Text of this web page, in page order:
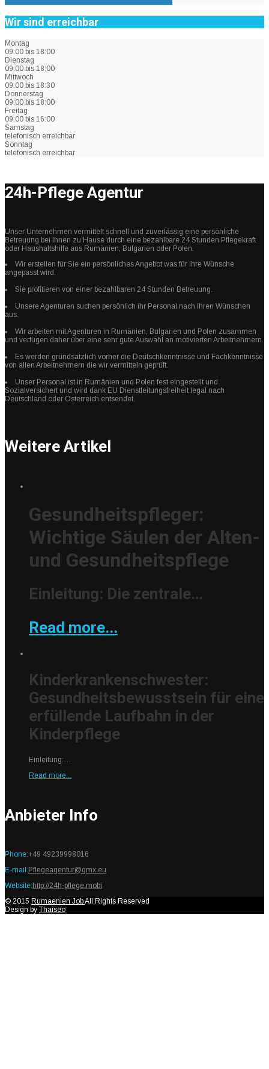
Wir sind erreichbar
Montag
09:00 bis 18:00
Dienstag
09:00 bis 18:00
Mittwoch
09:00 bis 18:30
Donnerstag
09:00 bis 18:00
Freitag
09:00 bis 16:00
Samstag
telefonisch erreichbar
Sonntag
telefonisch erreichbar
24h-Pflege Agentur
Unser Unternehmen vermittelt schnell und zuverlässig eine persönliche
Betreuung bei Ihnen zu Hause durch eine bezahlbare 24 Stunden Pflegekraft
oder Haushaltshilfe aus Rumänien, Bulgarien oder Polen.
Wir erstellen für Sie ein persönliches Angebot was für Ihre Wünsche
angepasst wird.
Sie profitieren von einer bezahlbaren 24 Stunden Betreuung.
Unsere Agenturen suchen persönlich ihr Personal nach ihren Wünschen
aus.
Wir arbeiten mit Agenturen in Rumänien, Bulgarien und Polen zusammen
und verfügen daher über eine sehr gute Auswahl an motivierten Arbeitnehmern.
Es werden grundsätzlich vorher die Deutschkenntnisse und Fachkenntnisse
von allen Arbeitnehmern die wir vermitteln geprüft.
Unser Personal ist in Rumänien und Polen fest eingestellt und
Sozialversichert und wird dank EU Dienstleitungsfreiheit legal nach
Deutschland oder Österreich entsendet.
Weitere Artikel
Gesundheitspfleger:
Wichtige Säulen der Alten-
und Gesundheitspflege
Einleitung: Die zentrale…
Read more...
Kinderkrankenschwester:
Gesundheitsbewusstsein für eine
erfüllende Laufbahn in der
Kinderpflege
Einleitung:…
Read more...
Anbieter Info
Phone:+49 49239998016
E-mail: Pflegeagentur@gmx.eu
Website: http://24h-pflege.mobi
© 2015 Rumaenien JobAll Rights Reserved
Design by Thaiseo